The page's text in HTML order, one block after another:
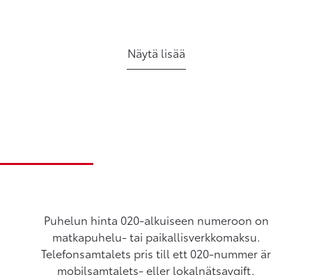
Näytä lisää
Puhelun hinta 020-alkuiseen numeroon on
matkapuhelu- tai paikallisverkkomaksu.
Telefonsamtalets pris till ett 020-nummer är
mobilsamtalets- eller lokalnätsavgift.